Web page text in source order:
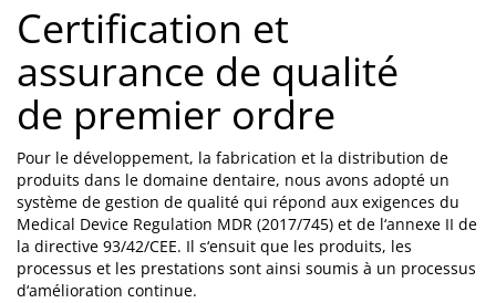
Certification et
assurance de qualité
de premier ordre
Pour le développement, la fabrication et la distribution de
produits dans le domaine dentaire, nous avons adopté un
système de gestion de qualité qui répond aux exigences du
Medical Device Regulation MDR (2017/745) et de l‘annexe II de
la directive 93/42/CEE. Il s‘ensuit que les produits, les
processus et les prestations sont ainsi soumis à un processus
d‘amélioration continue.